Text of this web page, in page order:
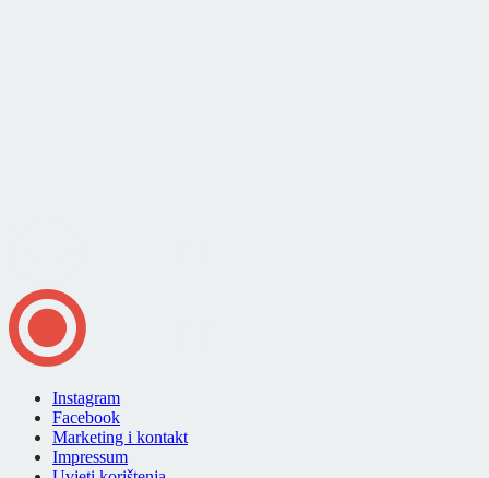
Instagram
Facebook
Marketing i kontakt
Impressum